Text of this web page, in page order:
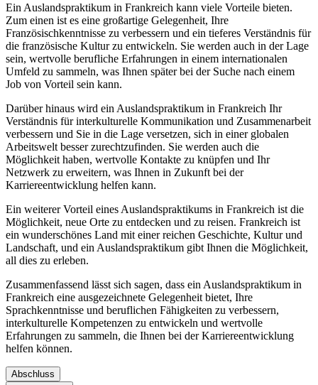
Ein Auslandspraktikum in Frankreich kann viele Vorteile bieten.
Zum einen ist es eine großartige Gelegenheit, Ihre
Französischkenntnisse zu verbessern und ein tieferes Verständnis für
die französische Kultur zu entwickeln. Sie werden auch in der Lage
sein, wertvolle berufliche Erfahrungen in einem internationalen
Umfeld zu sammeln, was Ihnen später bei der Suche nach einem
Job von Vorteil sein kann.
Darüber hinaus wird ein Auslandspraktikum in Frankreich Ihr
Verständnis für interkulturelle Kommunikation und Zusammenarbeit
verbessern und Sie in die Lage versetzen, sich in einer globalen
Arbeitswelt besser zurechtzufinden. Sie werden auch die
Möglichkeit haben, wertvolle Kontakte zu knüpfen und Ihr
Netzwerk zu erweitern, was Ihnen in Zukunft bei der
Karriereentwicklung helfen kann.
Ein weiterer Vorteil eines Auslandspraktikums in Frankreich ist die
Möglichkeit, neue Orte zu entdecken und zu reisen. Frankreich ist
ein wunderschönes Land mit einer reichen Geschichte, Kultur und
Landschaft, und ein Auslandspraktikum gibt Ihnen die Möglichkeit,
all dies zu erleben.
Zusammenfassend lässt sich sagen, dass ein Auslandspraktikum in
Frankreich eine ausgezeichnete Gelegenheit bietet, Ihre
Sprachkenntnisse und beruflichen Fähigkeiten zu verbessern,
interkulturelle Kompetenzen zu entwickeln und wertvolle
Erfahrungen zu sammeln, die Ihnen bei der Karriereentwicklung
helfen können.
Abschluss